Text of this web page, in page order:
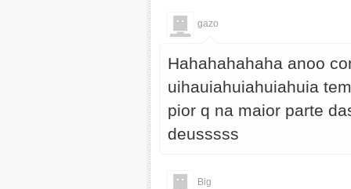
gazo
Hahahahahaha anoo
uihauiahuiahuiahuia
pior q na maior parte
deusssss
Big